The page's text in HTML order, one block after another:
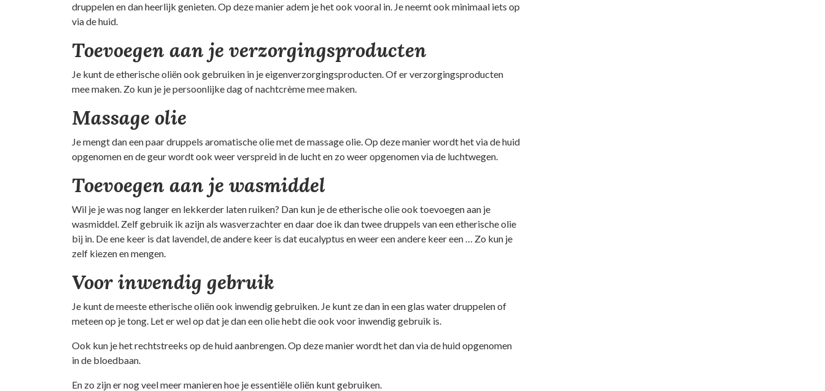
druppelen en dan heerlijk genieten. Op deze manier adem je het ook vooral in. Je neemt ook minimaal iets op
via de huid.
Toevoegen aan je verzorgingsproducten
Je kunt de etherische oliën ook gebruiken in je eigenverzorgingsproducten. Of er verzorgingsproducten
mee maken. Zo kun je je persoonlijke dag of nachtcrème mee maken.
Massage olie
Je mengt dan een paar druppels aromatische olie met de massage olie. Op deze manier wordt het via de huid
opgenomen en de geur wordt ook weer verspreid in de lucht en zo weer opgenomen via de luchtwegen.
Toevoegen aan je wasmiddel
Wil je je was nog langer en lekkerder laten ruiken? Dan kun je de etherische olie ook toevoegen aan je
wasmiddel. Zelf gebruik ik azijn als wasverzachter en daar doe ik dan twee druppels van een etherische olie
bij in. De ene keer is dat lavendel, de andere keer is dat eucalyptus en weer een andere keer een … Zo kun je
zelf kiezen en mengen.
Voor inwendig gebruik
Je kunt de meeste etherische oliën ook inwendig gebruiken. Je kunt ze dan in een glas water druppelen of
meteen op je tong. Let er wel op dat je dan een olie hebt die ook voor inwendig gebruik is.
Ook kun je het rechtstreeks op de huid aanbrengen. Op deze manier wordt het dan via de huid opgenomen
in de bloedbaan.
En zo zijn er nog veel meer manieren hoe je essentiële oliën kunt gebruiken.